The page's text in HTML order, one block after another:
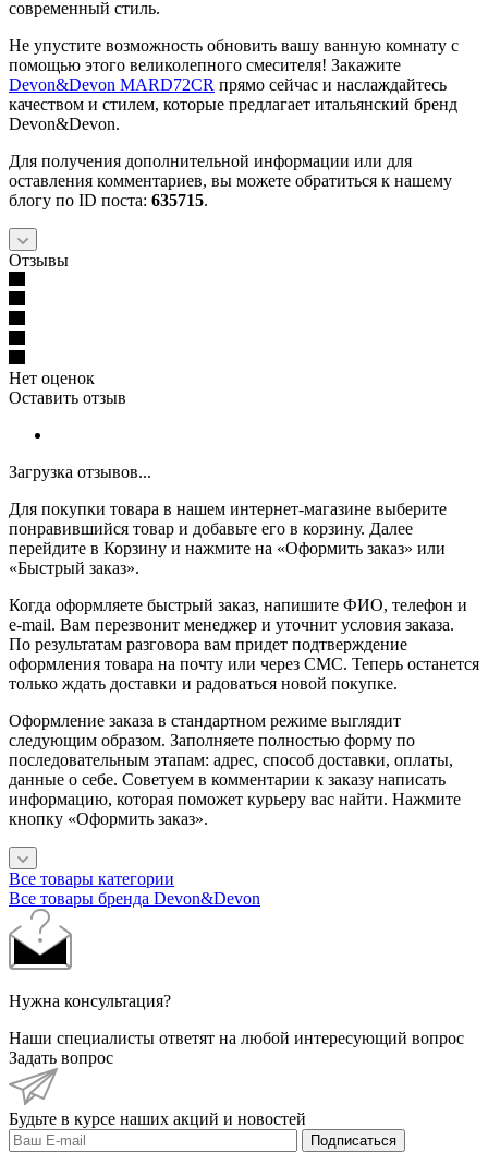
современный стиль.
Не упустите возможность обновить вашу ванную комнату с
помощью этого великолепного смесителя! Закажите
Devon&Devon MARD72CR прямо сейчас и наслаждайтесь
качеством и стилем, которые предлагает итальянский бренд
Devon&Devon.
Для получения дополнительной информации или для
оставления комментариев, вы можете обратиться к нашему
блогу по ID поста: 635715.
Отзывы
Нет оценок
Оставить отзыв
Загрузка отзывов...
Для покупки товара в нашем интернет-магазине выберите
понравившийся товар и добавьте его в корзину. Далее
перейдите в Корзину и нажмите на «Оформить заказ» или
«Быстрый заказ».
Когда оформляете быстрый заказ, напишите ФИО, телефон и
e-mail. Вам перезвонит менеджер и уточнит условия заказа.
По результатам разговора вам придет подтверждение
оформления товара на почту или через СМС. Теперь останется
только ждать доставки и радоваться новой покупке.
Оформление заказа в стандартном режиме выглядит
следующим образом. Заполняете полностью форму по
последовательным этапам: адрес, способ доставки, оплаты,
данные о себе. Советуем в комментарии к заказу написать
информацию, которая поможет курьеру вас найти. Нажмите
кнопку «Оформить заказ».
Все товары категории
Все товары бренда Devon&Devon
Нужна консультация?
Наши специалисты ответят на любой интересующий вопрос
Задать вопрос
Будьте в курсе наших акций и новостей
Подписаться